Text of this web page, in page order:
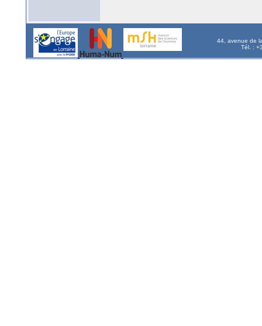
44, avenue de
Tél. :